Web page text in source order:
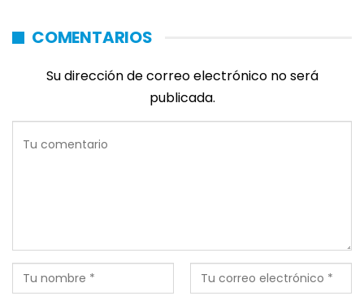
COMENTARIOS
Su dirección de correo electrónico no será
publicada.